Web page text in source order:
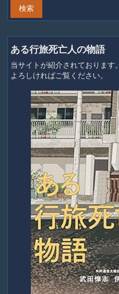
ある行旅死亡人の物語
当サイトが紹介されております。
よろしければご覧ください。